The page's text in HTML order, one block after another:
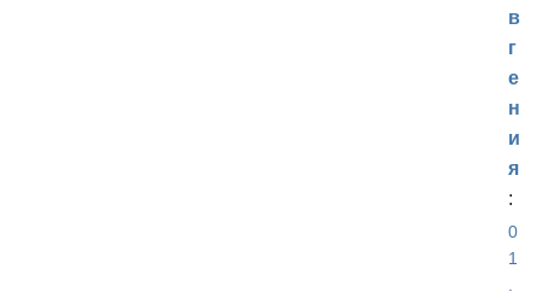
в
г
е
н
и
я
:
0
1
.